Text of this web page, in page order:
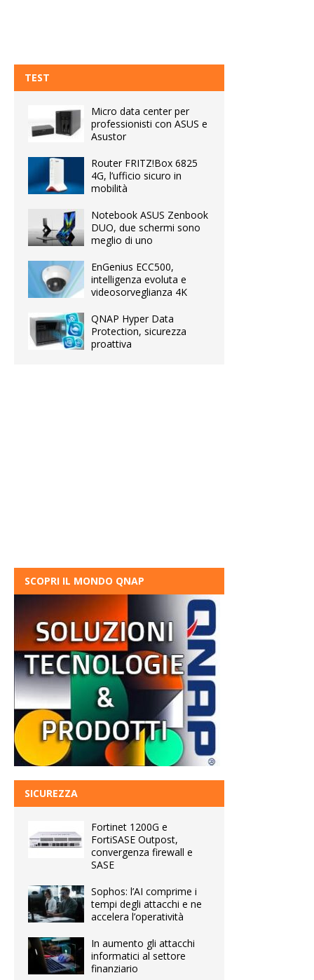
TEST
Micro data center per
professionisti con ASUS e
Asustor
Router FRITZ!Box 6825
4G, l’ufficio sicuro in
mobilità
Notebook ASUS Zenbook
DUO, due schermi sono
meglio di uno
EnGenius ECC500,
intelligenza evoluta e
videosorveglianza 4K
QNAP Hyper Data
Protection, sicurezza
proattiva
SCOPRI IL MONDO QNAP
SICUREZZA
Fortinet 1200G e
FortiSASE Outpost,
convergenza firewall e
SASE
Sophos: l’AI comprime i
tempi degli attacchi e ne
accelera l’operatività
In aumento gli attacchi
informatici al settore
finanziario